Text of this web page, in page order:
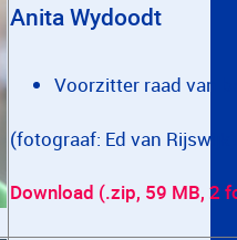
Anita Wydoodt
Voorzitter raad van
(fotograaf: Ed van Rijswijk)
Download (.zip, 59 MB, 2